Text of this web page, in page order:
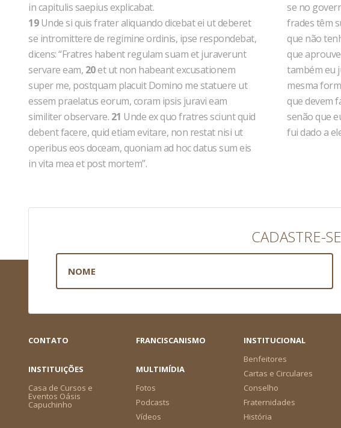
in capitulis saepius explicabat.
19Unde si quis frater aliquando dicebat ei ut deberet
se intromittere de regimine ordinis, ipse respondebat,
dicens: “Fratres habent regulam suam et juraverunt
servare eam, 20et ut non habeant excusationem
super me, postquam placuit Domino me statuere ut
essem praelatus eorum, coram ipsis juravi eam
similiter observare. 21 Unde ex quo fratres sciunt quid
debent facere, quid etiam evitare, non restat nisi ut
operibus eos doceam, quoniam ad hoc datus sum eis
in vita mea et post mortem”.
se no
frades têm
que não
que
também eu
mesma
que devem
senão que
fui dado a
CADASTRE-
CONTATO FRANCISCANISMO
INSTITUCIONAL
Benfeitores
Cartas e Circulares
Conselho
Fraternidades
História
INSTITUIÇÕES
Casa de Cursos e
Eventos Oásis
Capuchinho
MULTIMÍDIA
Fotos
Podcasts
Vídeos